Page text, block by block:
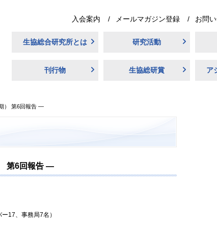
入会案内 メールマガジン登録 お問
生協総合研究所とは 研究活動
刊行物 生協総研賞 ア
） 第6回報告 ―
第6回報告 ―
17、事務局7名）